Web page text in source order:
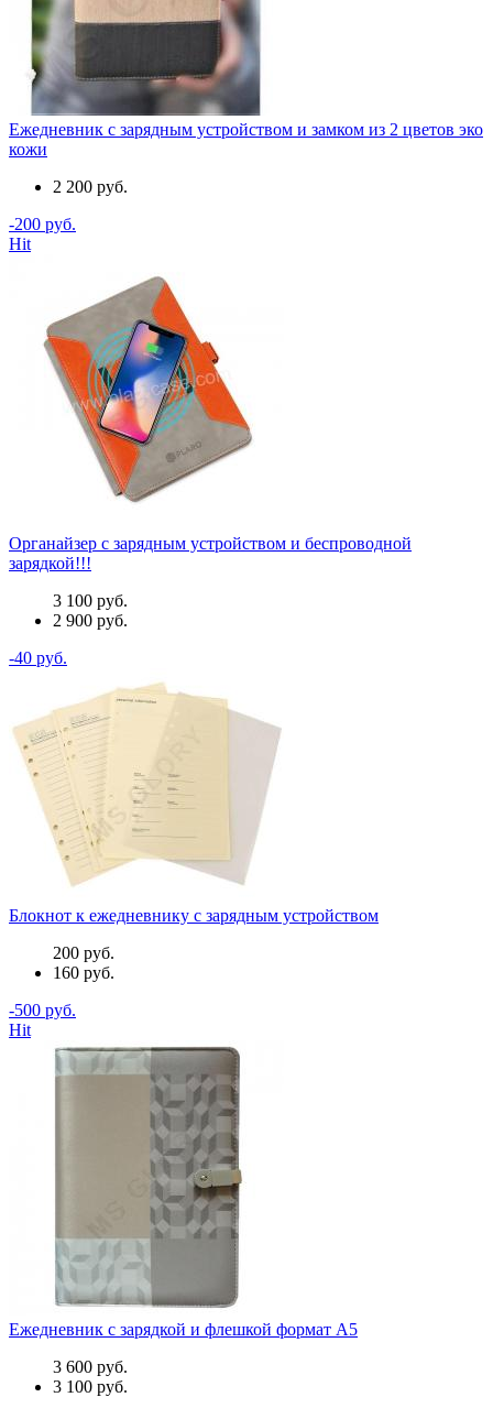
Ежедневник с зарядным устройством и замком из 2 цветов эко
кожи
2 200 руб.
-200 руб.
Hit
Органайзер с зарядным устройством и беспроводной
зарядкой!!!
3 100 руб.
2 900 руб.
-40 руб.
Блокнот к ежедневнику с зарядным устройством
200 руб.
160 руб.
-500 руб.
Hit
Ежедневник с зарядкой и флешкой формат A5
3 600 руб.
3 100 руб.